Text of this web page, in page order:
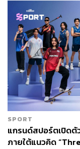
SPORT
แกรนด์สปอร์ตเปิดตั
ภายใต้แนวคิด